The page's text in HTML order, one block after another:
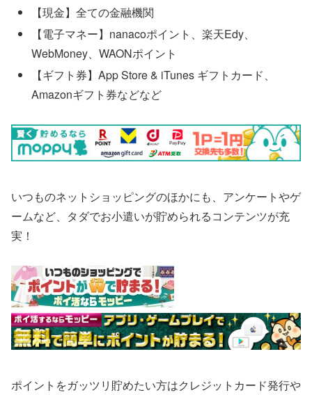
【現金】全ての金融機関
【電子マネー】nanacoポイント、楽天Edy、
WebMoney、WAONポイント
【ギフト券】App Store & iTunes ギフトカード、
Amazonギフト券などなど
いつものネットショッピングのほかにも、アンケートやゲ
ームなど、タダでお小遣いが貯められるコンテンツが充
実！
ポイントをガッツリ貯めたい方はクレジットカード発行や